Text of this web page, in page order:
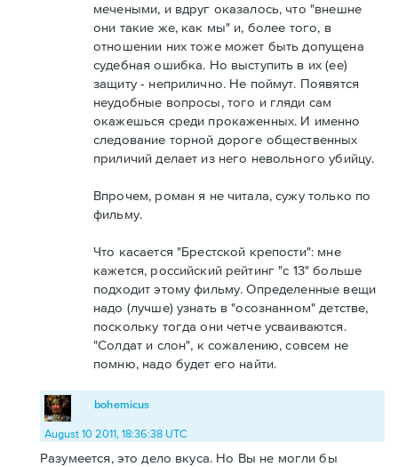
мечеными, и вдруг оказалось, что "внешне
они такие же, как мы" и, более того, в
отношении них тоже может быть допущена
судебная ошибка. Но выступить в их (ее)
защиту - неприлично. Не поймут. Появятся
неудобные вопросы, того и гляди сам
окажешься среди прокаженных. И именно
следование торной дороге общественных
приличий делает из него невольного убийцу.
Впрочем, роман я не читала, сужу только по
фильму.
Что касается "Брестской крепости": мне
кажется, российский рейтинг "с 13" больше
подходит этому фильму. Определенные вещи
надо (лучше) узнать в "осознанном" детстве,
поскольку тогда они четче усваиваются.
"Солдат и слон", к сожалению, совсем не
помню, надо будет его найти.
bohemicus
August 10 2011, 18:36:38 UTC
Разумеется, это дело вкуса. Но Вы не могли бы